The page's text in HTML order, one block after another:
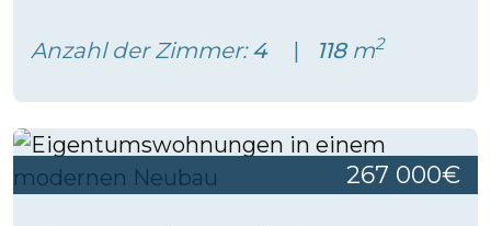
Anzahl der Zimmer:4 118m2
267 000€